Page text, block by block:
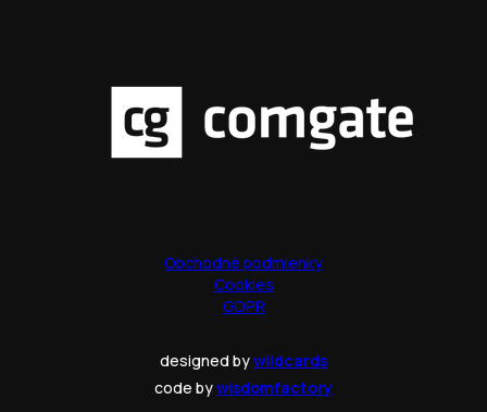
Obchodné podmienky
Cookies
GDPR
designed bywildcards
code bywisdomfactory